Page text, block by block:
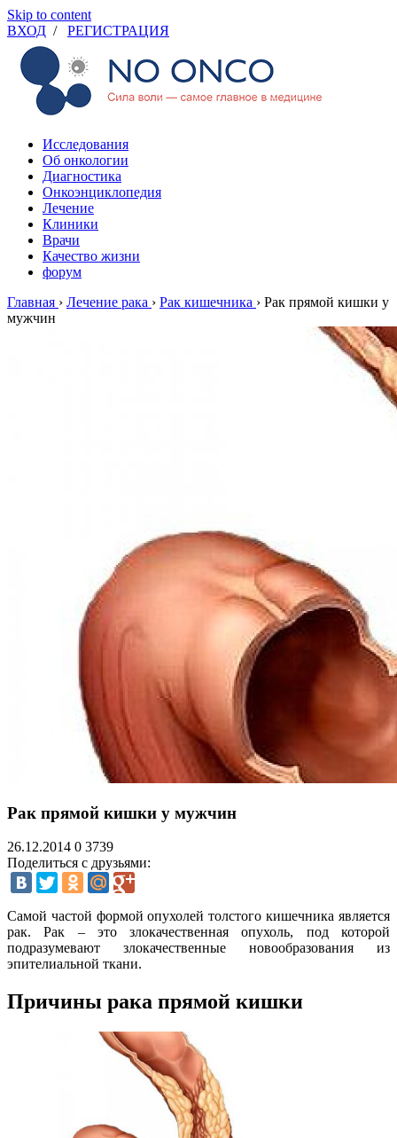
Skip to content
ВХОД / РЕГИСТРАЦИЯ
Исследования
Об онкологии
Диагностика
Онкоэнциклопедия
Лечение
Клиники
Врачи
Качество жизни
форум
Главная › Лечение рака › Рак кишечника › Рак прямой кишки у
мужчин
Рак прямой кишки у мужчин
26.12.2014 0 3739
Поделиться с друзьями:
Самой частой формой опухолей толстого кишечника является
рак. Рак – это злокачественная опухоль, под которой
подразумевают злокачественные новообразования из
эпителиальной ткани.
Причины рака прямой кишки